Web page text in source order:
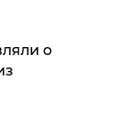
о